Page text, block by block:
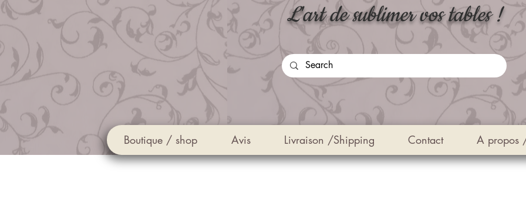
L'art de sublimer vos tables !
Boutique / shop Avis Livraison /Shipping Contact A propos